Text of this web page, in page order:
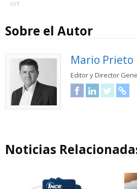
IOT
Sobre el Autor
Mario Prieto
Editor y Director
FacebookLinkedInTwitter
Noticias